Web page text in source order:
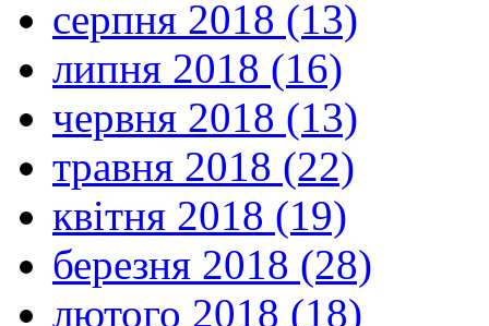
серпня 2018 (13)
липня 2018 (16)
червня 2018 (13)
травня 2018 (22)
квітня 2018 (19)
березня 2018 (28)
лютого 2018 (18)